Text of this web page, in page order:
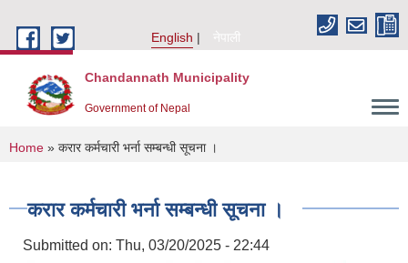
English
नेपाली
Chandannath Municipality
Government of Nepal
You are here
Home » करार कर्मचारी भर्ना सम्बन्धी सूचना ।
करार कर्मचारी भर्ना सम्बन्धी सूचना ।
Submitted on: Thu, 03/20/2025 - 22:44